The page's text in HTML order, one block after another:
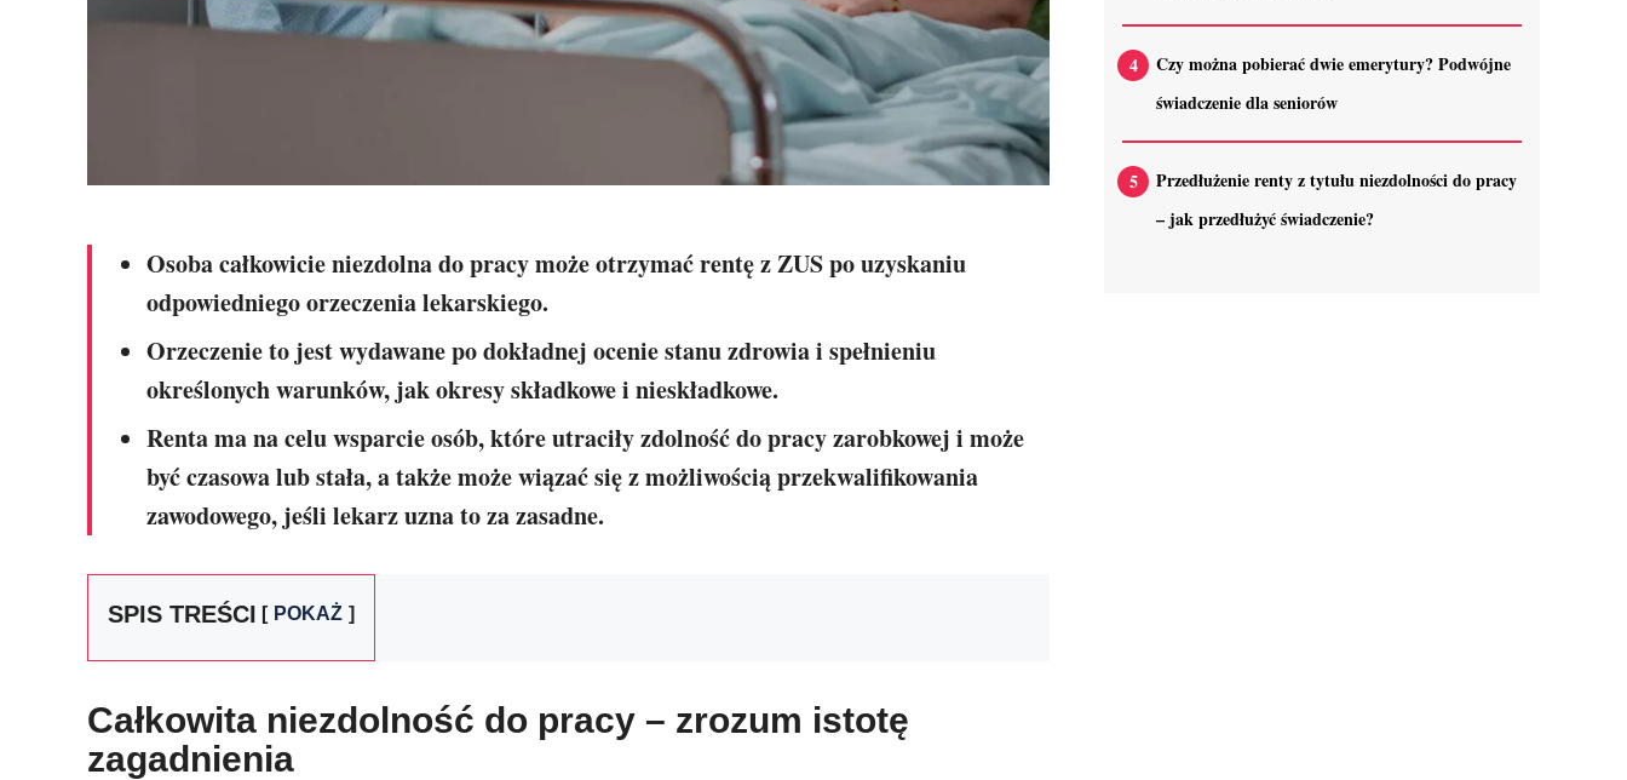
Osoba całkowicie niezdolna do pracy może otrzymać rentę z ZUS po uzyskaniu
odpowiedniego orzeczenia lekarskiego.
Orzeczenie to jest wydawane po dokładnej ocenie stanu zdrowia i spełnieniu
określonych warunków, jak okresy składkowe i nieskładkowe.
Renta ma na celu wsparcie osób, które utraciły zdolność do pracy zarobkowej i może
być czasowa lub stała, a także może wiązać się z możliwością przekwalifikowania
zawodowego, jeśli lekarz uzna to za zasadne.
SPIS TREŚCI POKAŻ
Całkowita niezdolność do pracy – zrozum istotę
zagadnienia
Czy można pobierać dwie emerytury? Podwójne
świadczenie dla seniorów
Przedłużenie renty z tytułu niezdolności do pracy
– jak przedłużyć świadczenie?